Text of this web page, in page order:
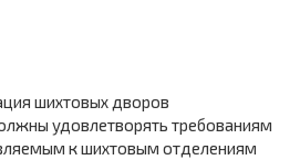
шихтовых дворов
удовлетворять требованиям
к шихтовым отделениям